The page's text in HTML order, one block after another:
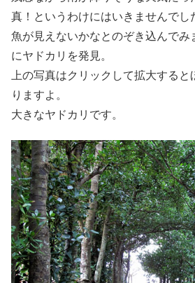
真！というわけにはいきませんでし
魚が見えないかなとのぞき込んでみ
にヤドカリを発見。
上の写真はクリックして拡大する
りますよ。
大きなヤドカリです。